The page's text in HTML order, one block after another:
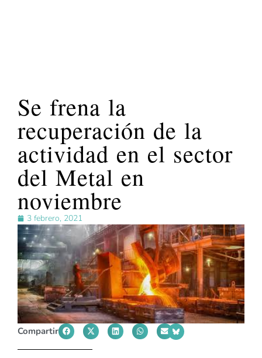
Se frena la
recuperación de la
actividad en el sector
del Metal en
noviembre
3 febrero, 2021
Compartir